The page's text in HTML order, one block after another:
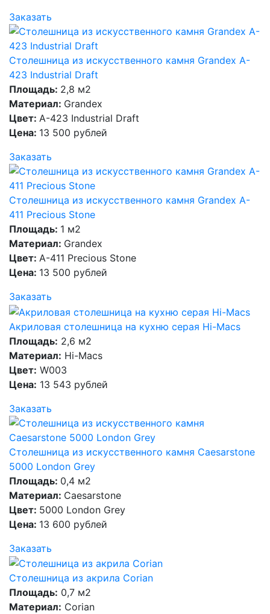
Заказать
Столешница из искусственного камня Grandex A-
423 Industrial Draft
Площадь: 2,8 м2
Материал: Grandex
Цвет: A-423 Industrial Draft
Цена: 13 500 рублей
Заказать
Столешница из искусственного камня Grandex A-
411 Precious Stone
Площадь: 1 м2
Материал: Grandex
Цвет: A-411 Precious Stone
Цена: 13 500 рублей
Заказать
Акриловая столешница на кухню серая Hi-Macs
Площадь: 2,6 м2
Материал: Hi-Macs
Цвет: W003
Цена: 13 543 рублей
Заказать
Столешница из искусственного камня Caesarstone
5000 London Grey
Площадь: 0,4 м2
Материал: Caesarstone
Цвет: 5000 London Grey
Цена: 13 600 рублей
Заказать
Столешница из акрила Corian
Площадь: 0,7 м2
Материал: Corian